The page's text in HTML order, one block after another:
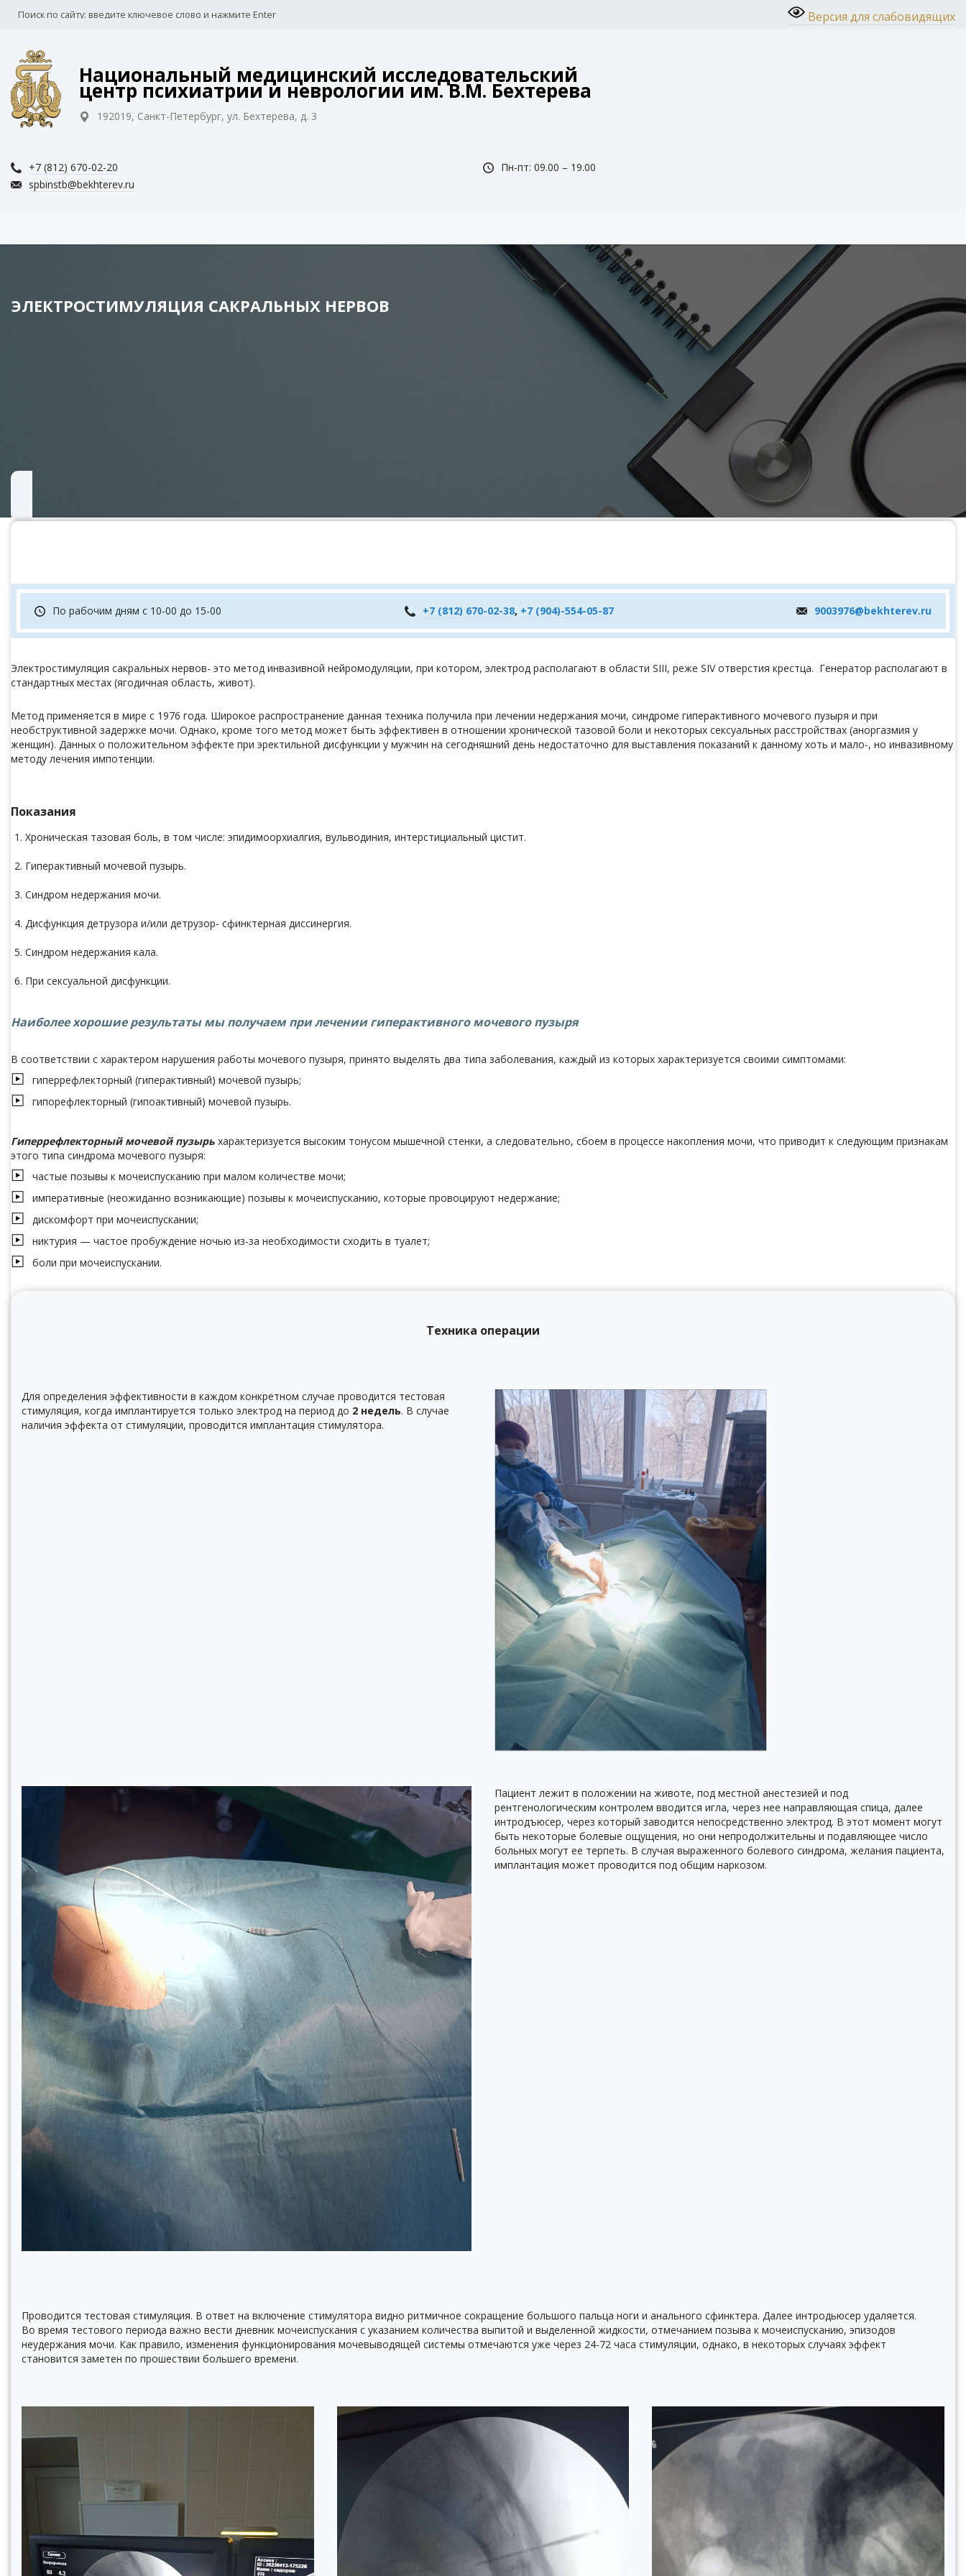
Версия для слабовидящих
Национальный медицинский исследовательский
центр психиатрии и неврологии им. В.М. Бехтерева
192019, Санкт-Петербург, ул. Бехтерева, д. 3
+7 (812) 670-02-20
Пн-пт: 09.00 – 19.00
spbinstb@bekhterev.ru
ЭЛЕКТРОСТИМУЛЯЦИЯ САКРАЛЬНЫХ НЕРВОВ
По рабочим дням с 10-00 до 15-00 +7 (812) 670-02-38, +7 (904)-554-05-87 9003976@bekhterev.ru
Электростимуляция сакральных нервов- это метод инвазивной нейромодуляции, при котором, электрод располагают в области SIII, реже SIV отверстия крестца. Генератор располагают в
стандартных местах (ягодичная область, живот).
Метод применяется в мире с 1976 года. Широкое распространение данная техника получила при лечении недержания мочи, синдроме гиперактивного мочевого пузыря и при
необструктивной задержке мочи. Однако, кроме того метод может быть эффективен в отношении хронической тазовой боли и некоторых сексуальных расстройствах (аноргазмия у
женщин). Данных о положительном эффекте при эректильной дисфункции у мужчин на сегодняшний день недостаточно для выставления показаний к данному хоть и мало-, но инвазивному
методу лечения импотенции.
Показания
Хроническая тазовая боль, в том числе: эпидимоорхиалгия, вульводиния, интерстициальный цистит.
Гиперактивный мочевой пузырь.
Синдром недержания мочи.
Дисфункция детрузора и/или детрузор- сфинктерная диссинергия.
Синдром недержания кала.
При сексуальной дисфункции.
Наиболее хорошие результаты мы получаем при лечении гиперактивного мочевого пузыря
В соответствии с характером нарушения работы мочевого пузыря, принято выделять два типа заболевания, каждый из которых характеризуется своими симптомами:
гиперрефлекторный (гиперактивный) мочевой пузырь;
гипорефлекторный (гипоактивный) мочевой пузырь.
Гиперрефлекторный мочевой пузырь характеризуется высоким тонусом мышечной стенки, а следовательно, сбоем в процессе накопления мочи, что приводит к следующим признакам
этого типа синдрома мочевого пузыря:
частые позывы к мочеиспусканию при малом количестве мочи;
императивные (неожиданно возникающие) позывы к мочеиспусканию, которые провоцируют недержание;
дискомфорт при мочеиспускании;
никтурия — частое пробуждение ночью из-за необходимости сходить в туалет;
боли при мочеиспускании.
Техника операции
Для определения эффективности в каждом конкретном случае проводится тестовая
стимуляция, когда имплантируется только электрод на период до 2 недель. В случае
наличия эффекта от стимуляции, проводится имплантация стимулятора.
Пациент лежит в положении на животе, под местной анестезией и под
рентгенологическим контролем вводится игла, через нее направляющая спица, далее
интродъюсер, через который заводится непосредственно электрод. В этот момент могут
быть некоторые болевые ощущения, но они непродолжительны и подавляющее число
больных могут ее терпеть. В случая выраженного болевого синдрома, желания пациента,
имплантация может проводится под общим наркозом.
Проводится тестовая стимуляция. В ответ на включение стимулятора видно ритмичное сокращение большого пальца ноги и анального сфинктера. Далее интродьюсер удаляется.
Во время тестового периода важно вести дневник мочеиспускания с указанием количества выпитой и выделенной жидкости, отмечанием позыва к мочеиспусканию, эпизодов
неудержания мочи. Как правило, изменения функционирования мочевыводящей системы отмечаются уже через 24-72 часа стимуляции, однако, в некоторых случаях эффект
становится заметен по прошествии большего времени.